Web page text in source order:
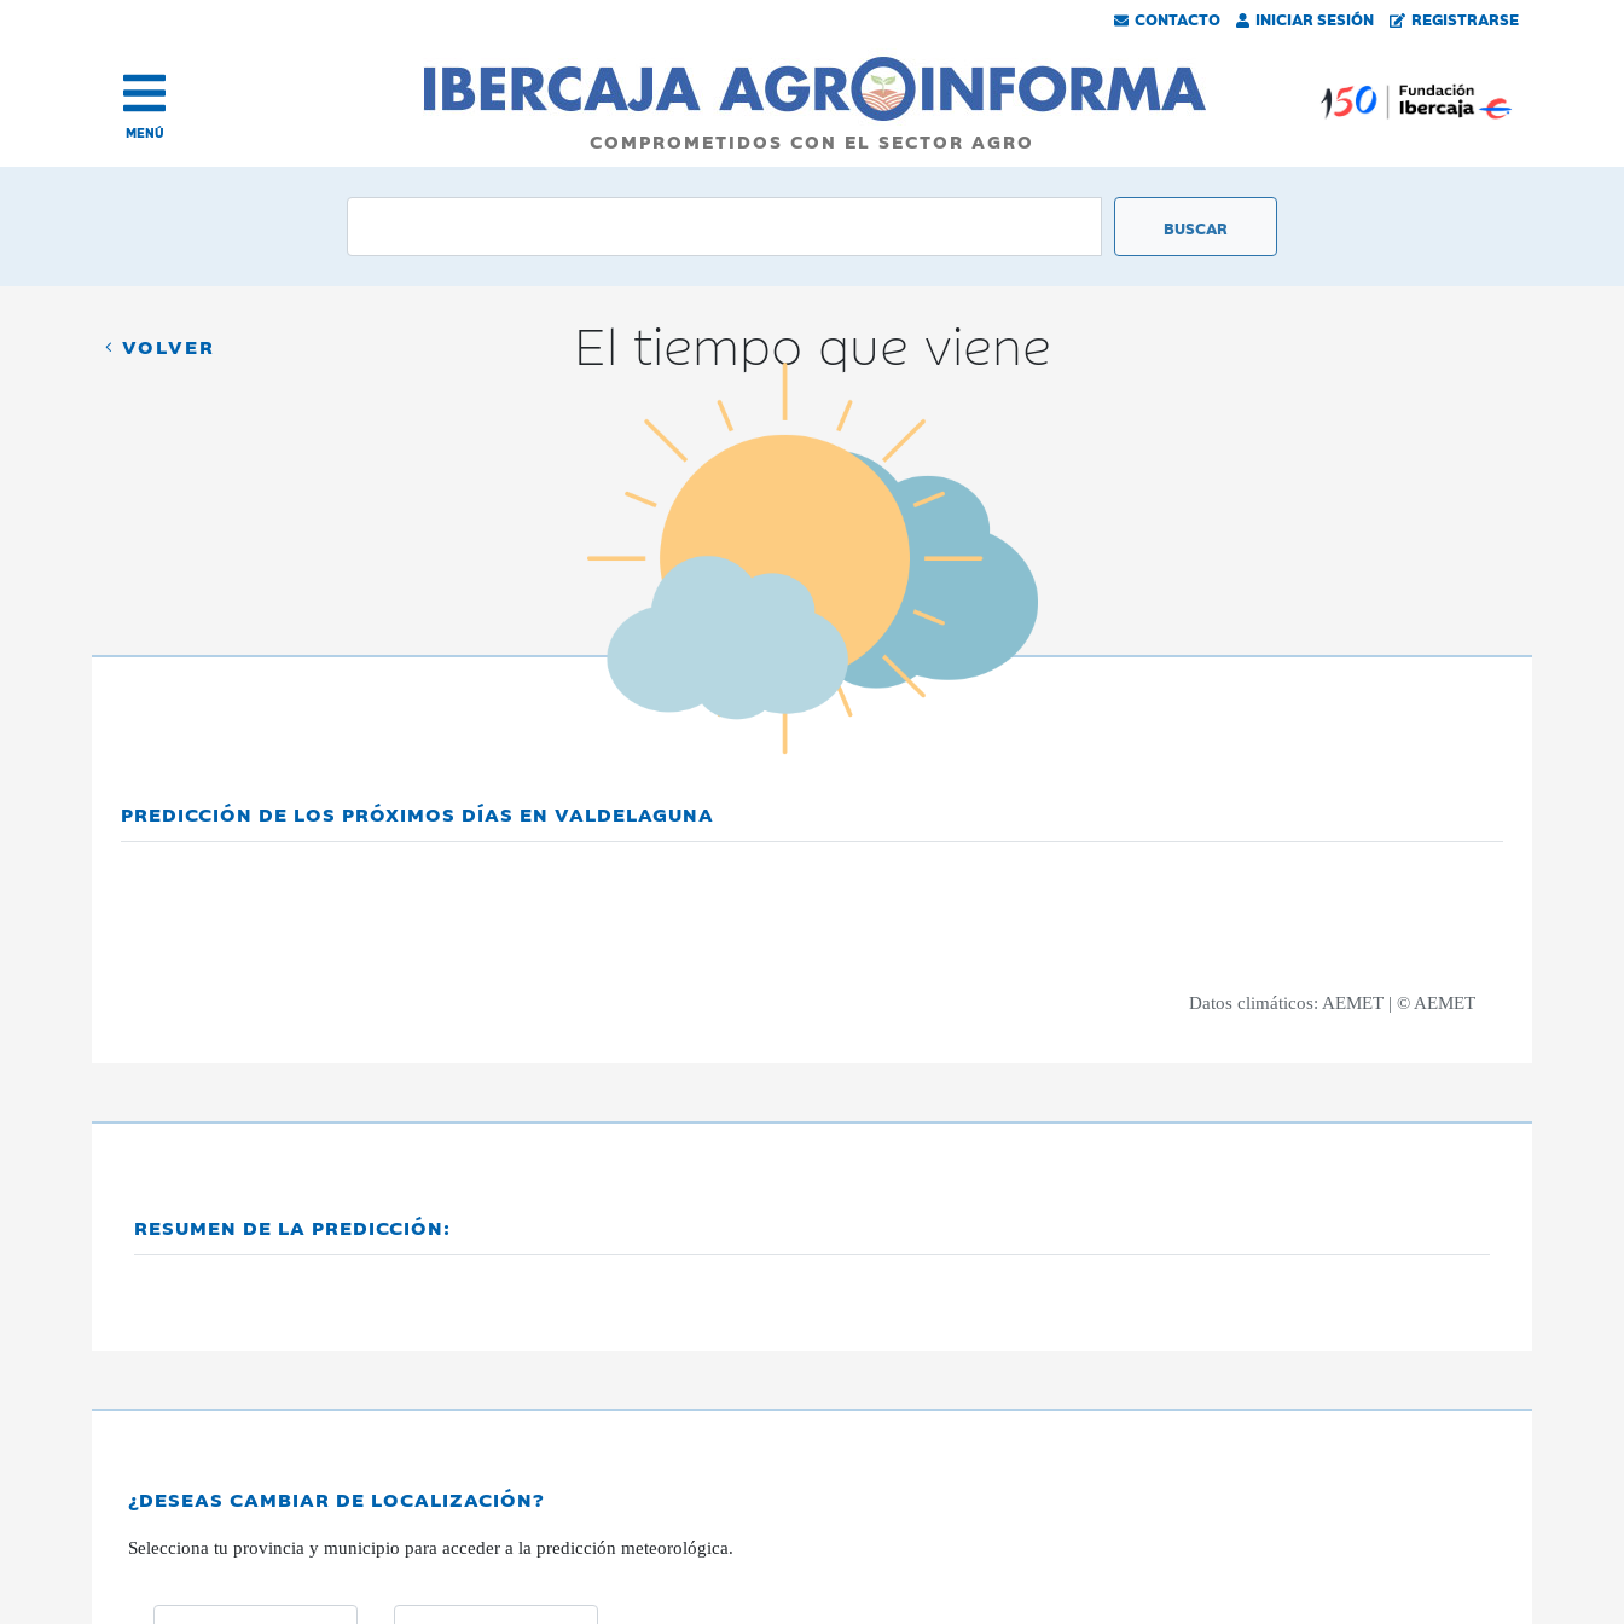
CONTACTO INICIAR SESIÓN REGISTRARSE
MENÚ COMPROMETIDOS CON EL SECTOR AGRO
VOLVER El tiempo que viene
PREDICCIÓN DE LOS PRÓXIMOS DÍAS EN VALDELAGUNA
Datos climáticos: AEMET | © AEMET
RESUMEN DE LA PREDICCIÓN:
¿DESEAS CAMBIAR DE LOCALIZACIÓN?
Selecciona tu provincia y municipio para acceder a la predicción meteorológica.